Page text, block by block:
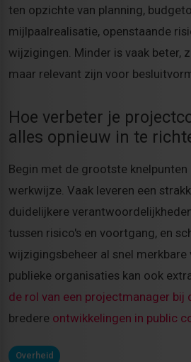
ten opzichte van planning,
mijlpaalrealisatie, openstaande
wijzigingen. Minder is vaak beter,
maar relevant zijn voor
Hoe verbeter je
alles opnieuw in te
Begin met de grootste
werkwijze. Vaak leveren een
duidelijkere
tussen risico's en voortgang, en
wijzigingsbeheer al snel
publieke organisaties kan ook
de rol van een projectmanager bij
bredere ontwikkelingen in public
Overheid